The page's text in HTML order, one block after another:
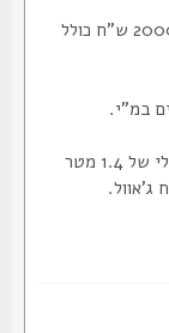
ארון נשק תקני ל 4 כלים עולה 2000 ש"ח כולל
הארון נועד לכלים באורך מקסימלי של 1.4 מטר